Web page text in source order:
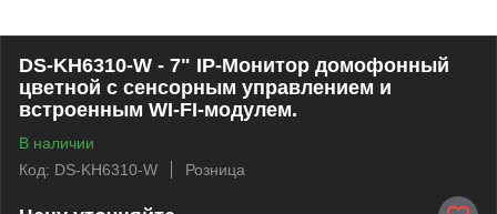
DS-KH6310-W - 7" IP-Монитор домофонный
цветной с сенсорным управлением и
встроенным WI-FI-модулем.
В наличии
Код: DS-KH6310-W
Розница